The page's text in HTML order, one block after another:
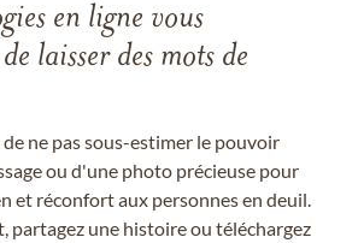
en ligne vous
laisser des mots de
ne pas sous-estimer le pouvoir
ou d'une photo précieuse pour
et réconfort aux personnes en deuil.
partagez une histoire ou téléchargez